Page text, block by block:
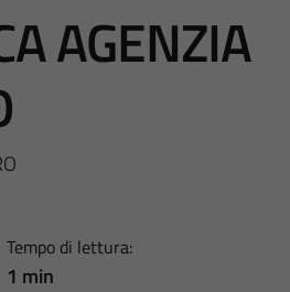
AGENZIA
Tempo di lettura:
1 min